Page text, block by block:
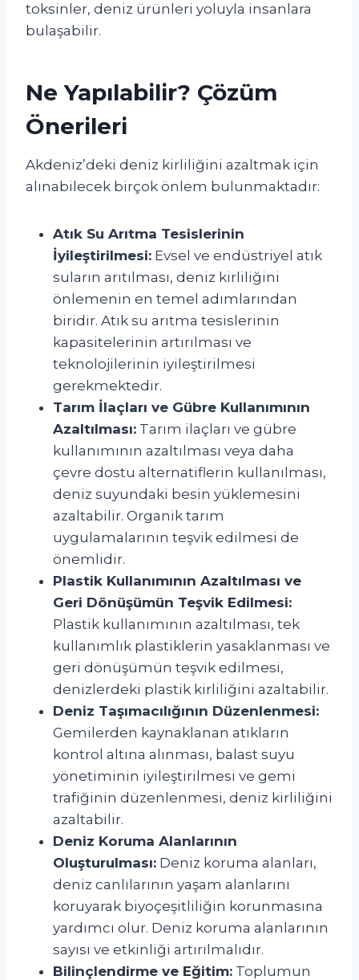
toksinler, deniz ürünleri yoluyla insanlara
bulaşabilir.
Ne Yapılabilir? Çözüm
Önerileri
Akdeniz’deki deniz kirliliğini azaltmak için
alınabilecek birçok önlem bulunmaktadır:
Atık Su Arıtma Tesislerinin
İyileştirilmesi: Evsel ve endüstriyel atık
suların arıtılması, deniz kirliliğini
önlemenin en temel adımlarından
biridir. Atık su arıtma tesislerinin
kapasitelerinin artırılması ve
teknolojilerinin iyileştirilmesi
gerekmektedir.
Tarım İlaçları ve Gübre Kullanımının
Azaltılması: Tarım ilaçları ve gübre
kullanımının azaltılması veya daha
çevre dostu alternatiflerin kullanılması,
deniz suyundaki besin yüklemesini
azaltabilir. Organik tarım
uygulamalarının teşvik edilmesi de
önemlidir.
Plastik Kullanımının Azaltılması ve
Geri Dönüşümün Teşvik Edilmesi:
Plastik kullanımının azaltılması, tek
kullanımlık plastiklerin yasaklanması ve
geri dönüşümün teşvik edilmesi,
denizlerdeki plastik kirliliğini azaltabilir.
Deniz Taşımacılığının Düzenlenmesi:
Gemilerden kaynaklanan atıkların
kontrol altına alınması, balast suyu
yönetiminin iyileştirilmesi ve gemi
trafiğinin düzenlenmesi, deniz kirliliğini
azaltabilir.
Deniz Koruma Alanlarının
Oluşturulması: Deniz koruma alanları,
deniz canlılarının yaşam alanlarını
koruyarak biyoçeşitliliğin korunmasına
yardımcı olur. Deniz koruma alanlarının
sayısı ve etkinliği artırılmalıdır.
Bilinçlendirme ve Eğitim: Toplumun